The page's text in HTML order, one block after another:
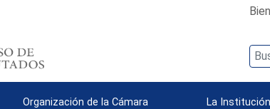
Organización de la Cámara La Institución